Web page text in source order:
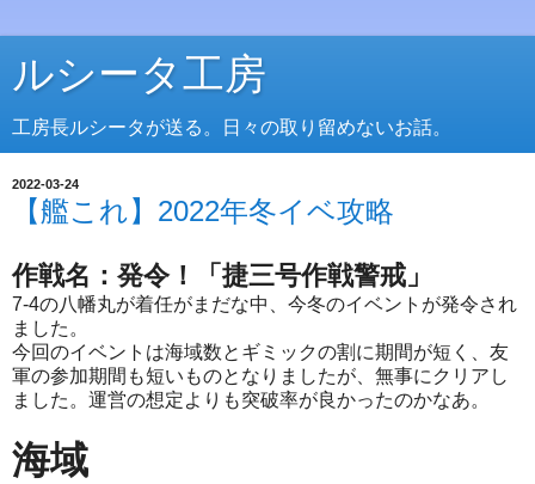
ルシータ工房
工房長ルシータが送る。日々の取り留めないお話。
2022-03-24
【艦これ】2022年冬イベ攻略
作戦名：発令！「捷三号作戦警戒」
7-4の八幡丸が着任がまだな中、今冬のイベントが発令され
ました。
今回のイベントは海域数とギミックの割に期間が短く、友
軍の参加期間も短いものとなりましたが、無事にクリアし
ました。運営の想定よりも突破率が良かったのかなあ。
海域